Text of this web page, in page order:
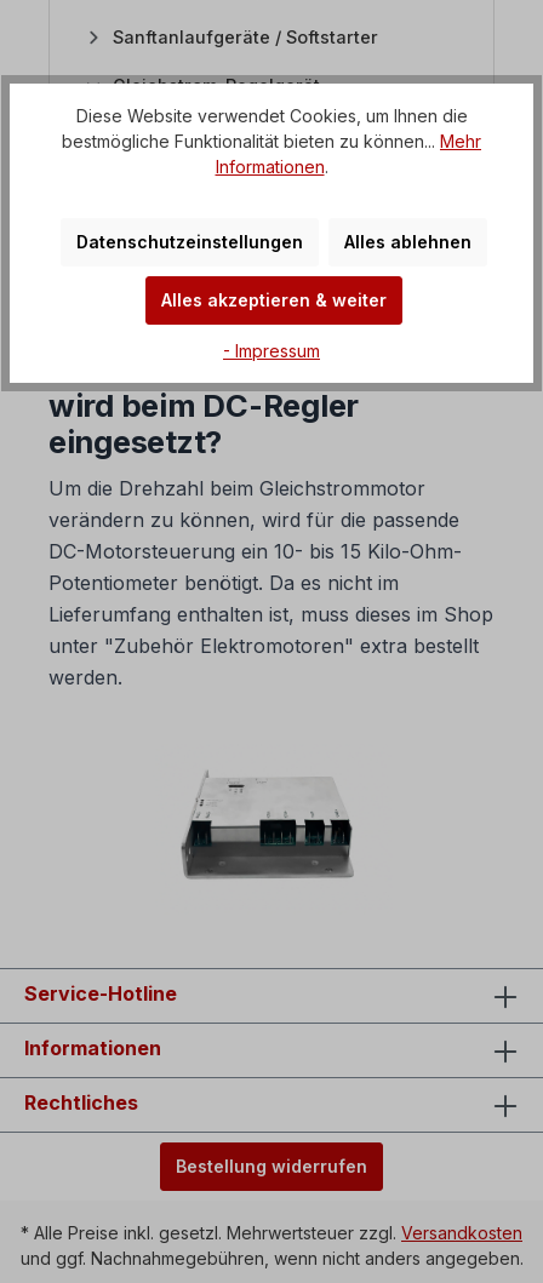
Sanftanlaufgeräte / Softstarter
Gleichstrom-Regelgerät
1. Für welche Motoren ist das DC-Regelgerät
geeignet?
3. Was für technische Besonderheiten hat der DC-
2. Welches Potentiometer
wird beim DC-Regler
eingesetzt?
Um die Drehzahl beim Gleichstrommotor
verändern zu können, wird für die passende
DC-Motorsteuerung ein 10- bis 15 Kilo-Ohm-
Potentiometer benötigt. Da es nicht im
Lieferumfang enthalten ist, muss dieses im Shop
unter "Zubehör Elektromotoren" extra bestellt
werden.
Service-Hotline
Informationen
Rechtliches
Bestellung widerrufen
* Alle Preise inkl. gesetzl. Mehrwertsteuer zzgl. Versandkosten
und ggf. Nachnahmegebühren, wenn nicht anders angegeben.
Diese Website verwendet Cookies, um Ihnen die
bestmögliche Funktionalität bieten zu können... Mehr
Informationen.
Datenschutzeinstellungen Alles ablehnen
Alles akzeptieren & weiter
- Impressum